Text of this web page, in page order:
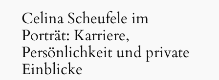
Celina Scheufele im
Porträt: Karriere,
Persönlichkeit und private
Einblicke